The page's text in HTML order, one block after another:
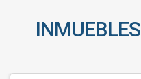
INMUEBLES